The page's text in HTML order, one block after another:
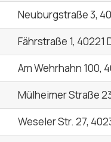
Neuburgstraße 3,
Fährstraße 1, 40221
Am Wehrhahn 100,
Mülheimer Straße
Weseler Str. 27,